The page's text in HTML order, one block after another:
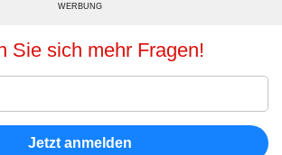
WERBUNG
Sie sich mehr Fragen!
Jetzt anmelden